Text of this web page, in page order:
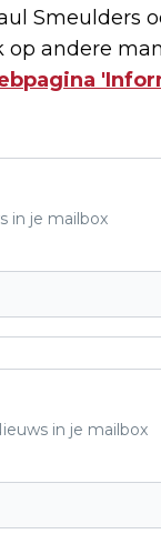
Smeulders
andere
in je mailbox
in je mailbox